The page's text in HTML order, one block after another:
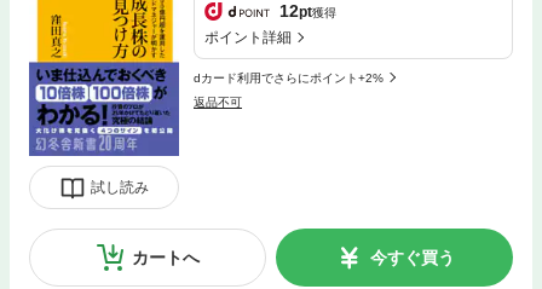
試し読み
12pt獲得
ポイント詳細
dカード利用でさらにポイント+2%
返品不可
カートへ 今すぐ買う